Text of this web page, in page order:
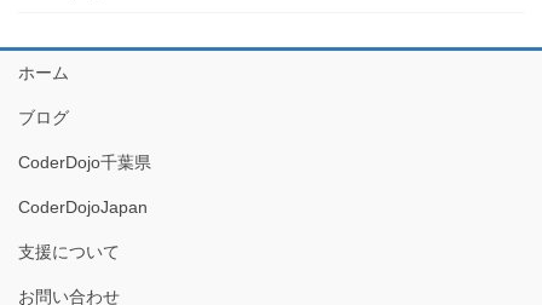
ホーム
ブログ
CoderDojo千葉県
CoderDojoJapan
支援について
お問い合わせ